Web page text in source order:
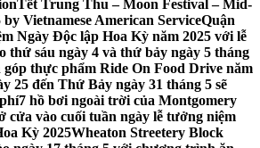
Tết Trung Thu – Moon Festival – Mid-
Vietnamese American ServiceQuận
Ngày Độc lập Hoa Kỳ năm 2025 với lễ
thứ sáu ngày 4 và thứ bảy ngày 5 tháng
thực phẩm Ride On Food Drive năm
25 đến Thứ Bảy ngày 31 tháng 5 sẽ
7 hồ bơi ngoài trời của Montgomery
cửa vào cuối tuần ngày lễ tưởng niệm
Kỳ 2025Wheaton Streetery Block